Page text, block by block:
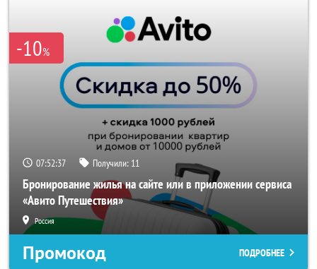
-10%
07:52:37 Получили: 11
Бронирование жилья на сайте или в приложении сервиса
«Авито Путешествия»
Россия
Промокод ПОДРОБНЕЕ